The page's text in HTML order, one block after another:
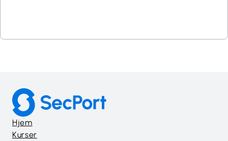
ja millä toimintatavoilla voit merkittävästi
Hjem
Kurser